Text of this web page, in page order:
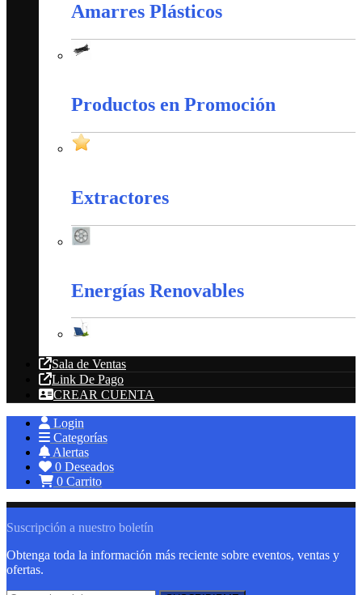
Amarres Plásticos
Productos en Promoción
Extractores
Energías Renovables
Sala de Ventas
Link De Pago
CREAR CUENTA
Login
Categorías
Alertas
0 Deseados
0 Carrito
Suscripción a nuestro boletín
Obtenga toda la información más reciente sobre eventos, ventas y
ofertas.